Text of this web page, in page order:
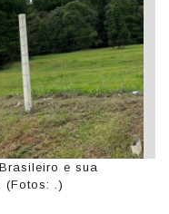
e sua
(Fotos: .)